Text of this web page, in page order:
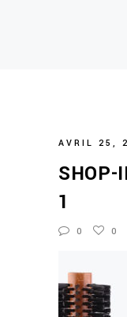
AVRIL 25,
SHOP-
1
0 0